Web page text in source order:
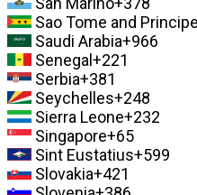
Sao Tome and Principe
Saudi Arabia+966
Senegal+221
Serbia+381
Seychelles+248
Sierra Leone+232
Singapore+65
Sint Eustatius+599
Slovakia+421